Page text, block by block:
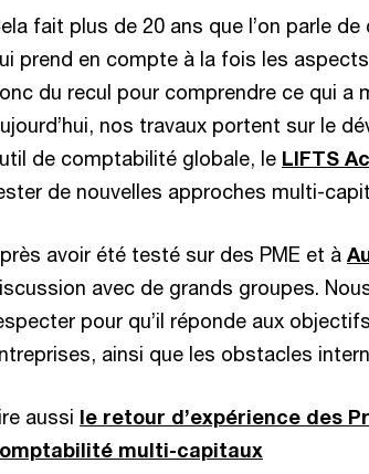
fait plus de 20 ans que l’on parle
prend en compte à la fois les
du recul pour comprendre ce qui a
nos travaux portent sur le
de comptabilité globale, le LIFTS
de nouvelles approches multi-
avoir été testé sur des PME et à
avec de grands groupes.
pour qu’il réponde aux
ainsi que les obstacles
aussi le retour d’expérience des
multi-capitaux